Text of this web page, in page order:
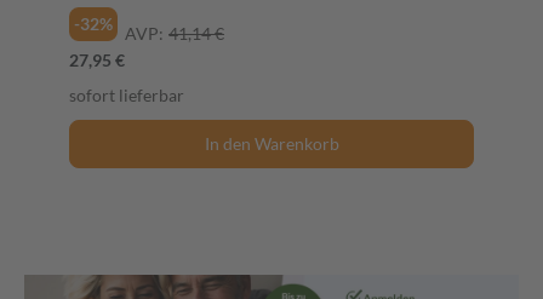
-32%
AVP: 41,14 €
27,95 €
sofort lieferbar
In den Warenkorb